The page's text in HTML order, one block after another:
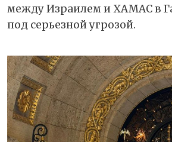
между Израилем и ХАМАС в
под серьезной угрозой.